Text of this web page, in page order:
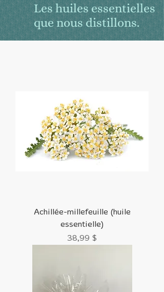
Les huiles essentielles
que nous distillons.
Achillée-millefeuille (huile
essentielle)
Prix
38,99 $